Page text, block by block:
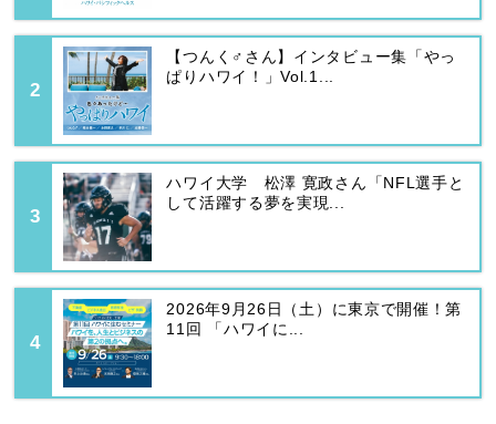
【つんく♂さん】インタビュー集「やっ
ぱりハワイ！」Vol.1...
ハワイ大学 松澤 寛政さん「NFL選手と
して活躍する夢を実現...
2026年9月26日（土）に東京で開催！第
11回 「ハワイに...